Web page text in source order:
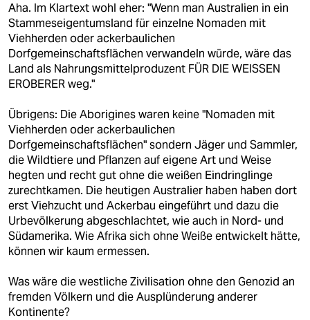
Aha. Im Klartext wohl eher: "Wenn man Australien in ein
Stammeseigentumsland für einzelne Nomaden mit
Viehherden oder ackerbaulichen
Dorfgemeinschaftsflächen verwandeln würde, wäre das
Land als Nahrungsmittelproduzent FÜR DIE WEISSEN
EROBERER weg."
Übrigens: Die Aborigines waren keine "Nomaden mit
Viehherden oder ackerbaulichen
Dorfgemeinschaftsflächen" sondern Jäger und Sammler,
die Wildtiere und Pflanzen auf eigene Art und Weise
hegten und recht gut ohne die weißen Eindringlinge
zurechtkamen. Die heutigen Australier haben haben dort
erst Viehzucht und Ackerbau eingeführt und dazu die
Urbevölkerung abgeschlachtet, wie auch in Nord- und
Südamerika. Wie Afrika sich ohne Weiße entwickelt hätte,
können wir kaum ermessen.
Was wäre die westliche Zivilisation ohne den Genozid an
fremden Völkern und die Ausplünderung anderer
Kontinente?